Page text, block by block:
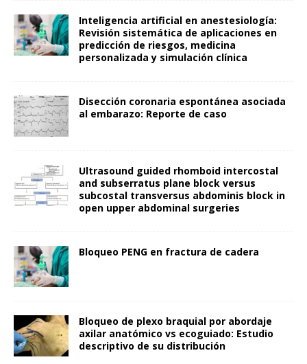
Inteligencia artificial en anestesiología:
Revisión sistemática de aplicaciones en
predicción de riesgos, medicina
personalizada y simulación clínica
Disección coronaria espontánea asociada
al embarazo: Reporte de caso
Ultrasound guided rhomboid intercostal
and subserratus plane block versus
subcostal transversus abdominis block in
open upper abdominal surgeries
Bloqueo PENG en fractura de cadera
Bloqueo de plexo braquial por abordaje
axilar anatómico vs ecoguiado: Estudio
descriptivo de su distribución